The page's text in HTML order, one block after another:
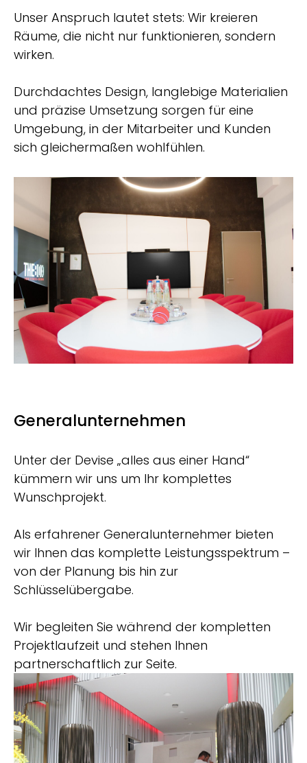
Unser Anspruch lautet stets: Wir kreieren
Räume, die nicht nur funktionieren, sondern
wirken.
Durchdachtes Design, langlebige Materialien
und präzise Umsetzung sorgen für eine
Umgebung, in der Mitarbeiter und Kunden
sich gleichermaßen wohlfühlen.
Generalunternehmen
Unter der Devise „alles aus einer Hand“
kümmern wir uns um Ihr komplettes
Wunschprojekt.
Als erfahrener Generalunternehmer bieten
wir Ihnen das komplette Leistungsspektrum –
von der Planung bis hin zur
Schlüsselübergabe.
Wir begleiten Sie während der kompletten
Projektlaufzeit und stehen Ihnen
partnerschaftlich zur Seite.